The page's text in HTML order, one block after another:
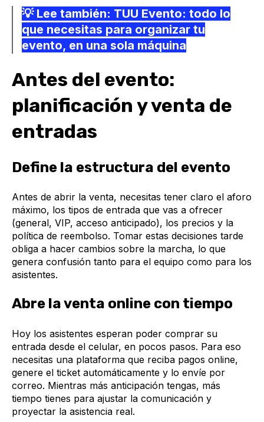
💡 Lee también: TUU Evento: todo lo
que necesitas para organizar tu
evento, en una sola máquina
Antes del evento:
planificación y venta de
entradas
Define la estructura del evento
Antes de abrir la venta, necesitas tener claro el aforo
máximo, los tipos de entrada que vas a ofrecer
(general, VIP, acceso anticipado), los precios y la
política de reembolso. Tomar estas decisiones tarde
obliga a hacer cambios sobre la marcha, lo que
genera confusión tanto para el equipo como para los
asistentes.
Abre la venta online con tiempo
Hoy los asistentes esperan poder comprar su
entrada desde el celular, en pocos pasos. Para eso
necesitas una plataforma que reciba pagos online,
genere el ticket automáticamente y lo envíe por
correo. Mientras más anticipación tengas, más
tiempo tienes para ajustar la comunicación y
proyectar la asistencia real.